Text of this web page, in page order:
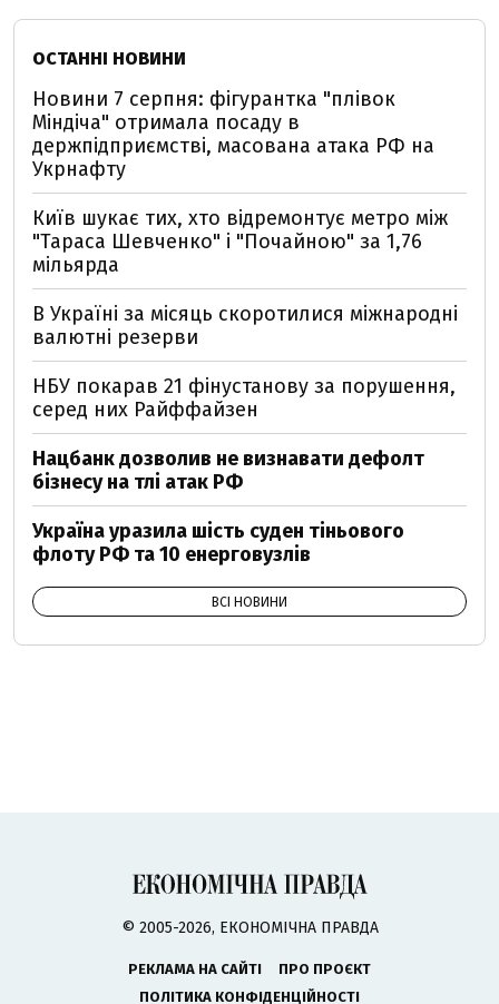
ОСТАННІ НОВИНИ
Новини 7 серпня: фігурантка "плівок
Міндіча" отримала посаду в
держпідприємстві, масована атака РФ на
Укрнафту
Київ шукає тих, хто відремонтує метро між
"Тараса Шевченко" і "Почайною" за 1,76
мільярда
В Україні за місяць скоротилися міжнародні
валютні резерви
НБУ покарав 21 фінустанову за порушення,
серед них Райффайзен
Нацбанк дозволив не визнавати дефолт
бізнесу на тлі атак РФ
Україна уразила шість суден тіньового
флоту РФ та 10 енерговузлів
ВСІ НОВИНИ
© 2005-2026, ЕКОНОМІЧНА ПРАВДА
РЕКЛАМА НА САЙТІ
ПРО ПРОЄКТ
ПОЛІТИКА КОНФІДЕНЦІЙНОСТІ